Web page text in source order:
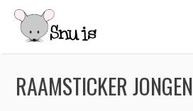
RAAMSTICKER JONGEN